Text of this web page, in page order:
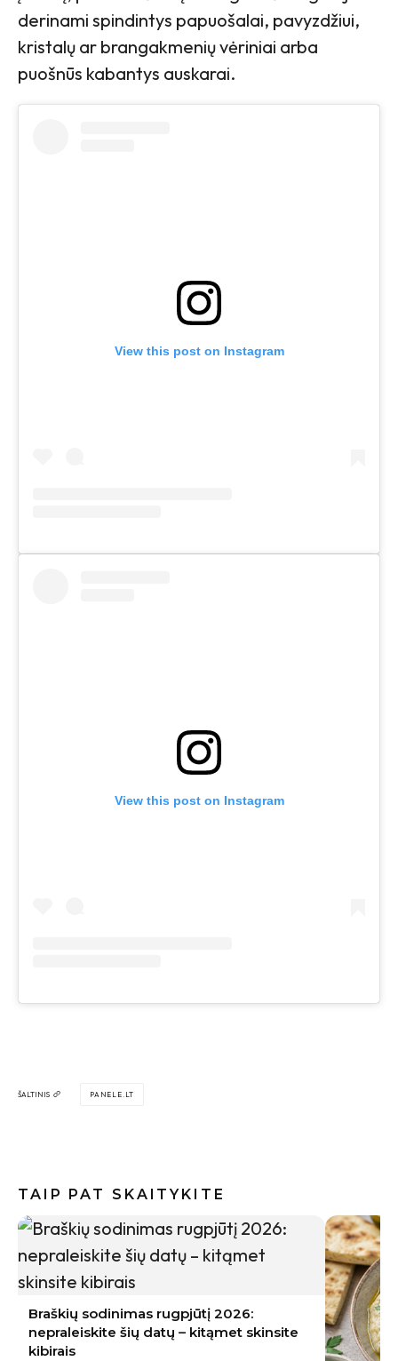
derinami spindintys papuošalai, pavyzdžiui,
kristalų ar brangakmenių vėriniai arba
puošnūs kabantys auskarai.
View this post on Instagram
View this post on Instagram
ŠALTINIS PANELE.LT
TAIP PAT SKAITYKITE
Braškių sodinimas rugpjūtį 2026:
nepraleiskite šių datų – kitąmet skinsite
kibirais